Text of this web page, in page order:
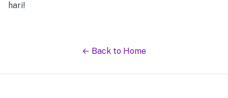
hari!
← Back to Home